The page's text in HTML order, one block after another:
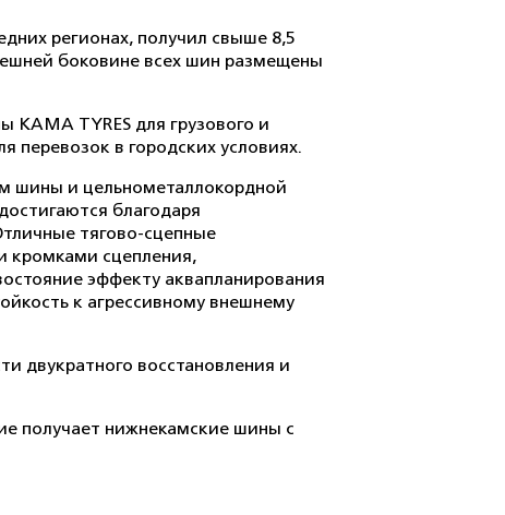
регионах, получил свыше 8,5
боковине всех шин размещены
TYRES для грузового и
перевозок в городских условиях.
шины и цельнометаллокордной
благодаря
тягово-сцепные
кромками сцепления,
эффекту аквапланирования
к агрессивному внешнему
двукратного восстановления и
получает нижнекамские шины с